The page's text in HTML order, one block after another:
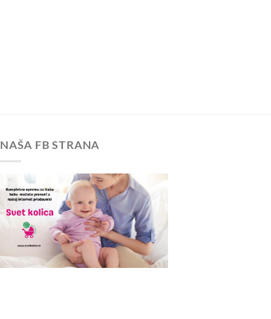
NAŠA FB STRANA